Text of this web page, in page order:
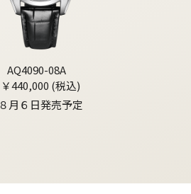
AQ4090-08A
￥440,000 (税込)
８月６日発売予定